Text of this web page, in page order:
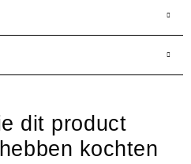
dit product
kochten